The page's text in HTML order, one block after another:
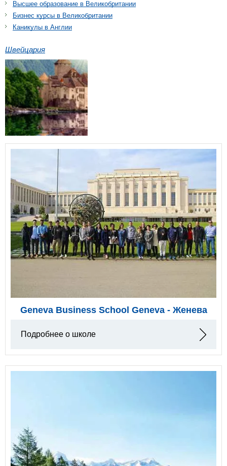
Высшее образование в Великобритании
Бизнес курсы в Великобритании
Каникулы в Англии
Швейцария
Geneva Business School Geneva - Женева
Подробнее о школе